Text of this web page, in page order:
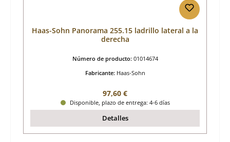
Haas-Sohn Panorama 255.15 ladrillo lateral a la
derecha
Número de producto: 01014674
Fabricante: Haas-Sohn
Precio normal:
97,60 €
Disponible, plazo de entrega: 4-6 días
Detalles